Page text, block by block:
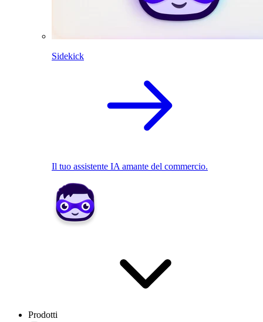
Sidekick
Il tuo assistente IA amante del commercio.
Prodotti